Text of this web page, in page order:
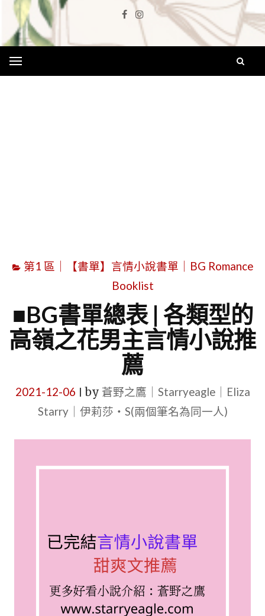
Facebook
Instagram
第1 區｜【書單】言情小說書單｜BG Romance
Booklist
■BG書單總表 | 各類型的
高嶺之花男主言情小說推
薦
2021-12-06 by 蒼野之鷹｜Starryeagle｜Eliza
Starry｜伊莉莎・S(兩個筆名為同一人)